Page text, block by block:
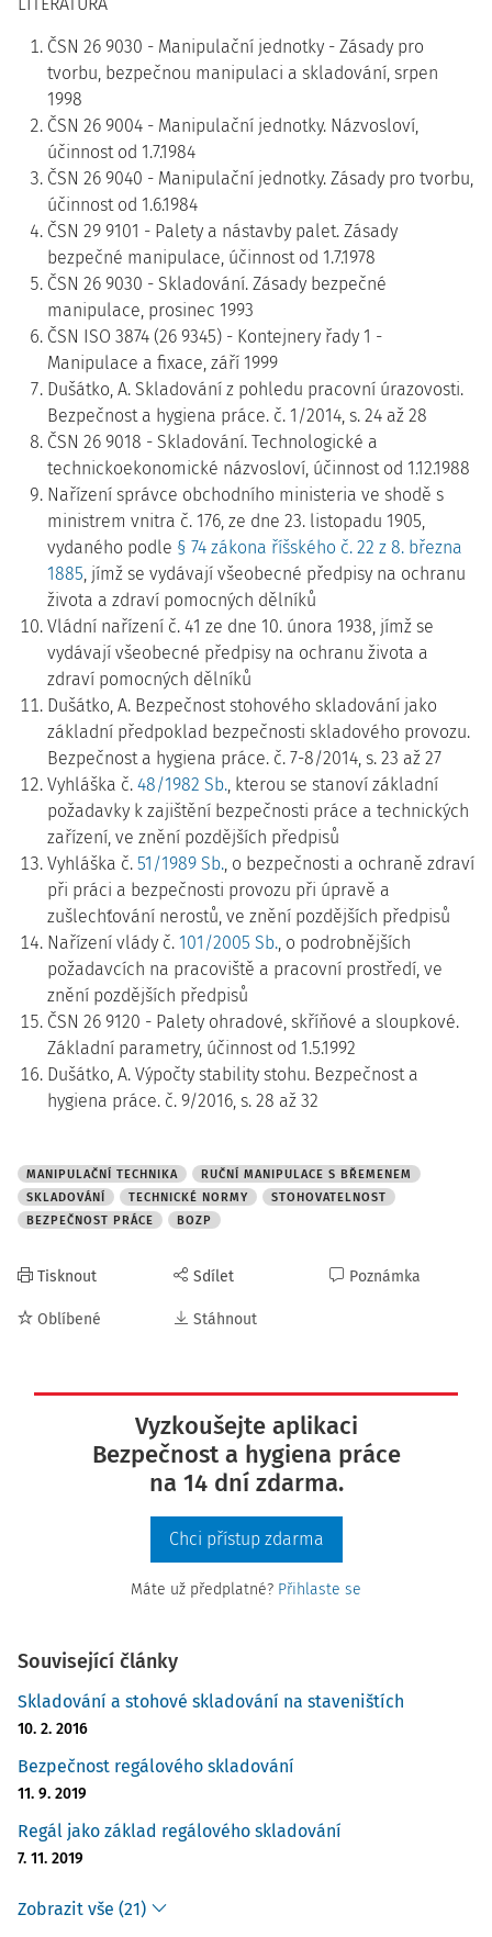
ČSN 26 9030 - Manipulační jednotky - Zásady pro
tvorbu, bezpečnou manipulaci a skladování, srpen
1998
ČSN 26 9004 - Manipulační jednotky. Názvosloví,
účinnost od 1.7.1984
ČSN 26 9040 - Manipulační jednotky. Zásady pro tvorbu,
účinnost od 1.6.1984
ČSN 29 9101 - Palety a nástavby palet. Zásady
bezpečné manipulace, účinnost od 1.7.1978
ČSN 26 9030 - Skladování. Zásady bezpečné
manipulace, prosinec 1993
ČSN ISO 3874 (26 9345) - Kontejnery řady 1 -
Manipulace a fixace, září 1999
Dušátko, A. Skladování z pohledu pracovní úrazovosti.
Bezpečnost a hygiena práce. č. 1/2014, s. 24 až 28
ČSN 26 9018 - Skladování. Technologické a
technickoekonomické názvosloví, účinnost od 1.12.1988
Nařízení správce obchodního ministeria ve shodě s
ministrem vnitra č. 176, ze dne 23. listopadu 1905,
vydaného podle § 74 zákona říšského č. 22 z 8. března
1885, jímž se vydávají všeobecné předpisy na ochranu
života a zdraví pomocných dělníků
Vládní nařízení č. 41 ze dne 10. února 1938, jímž se
vydávají všeobecné předpisy na ochranu života a
zdraví pomocných dělníků
Dušátko, A. Bezpečnost stohového skladování jako
základní předpoklad bezpečnosti skladového provozu.
Bezpečnost a hygiena práce. č. 7-8/2014, s. 23 až 27
Vyhláška č. 48/1982 Sb., kterou se stanoví základní
požadavky k zajištění bezpečnosti práce a technických
zařízení, ve znění pozdějších předpisů
Vyhláška č. 51/1989 Sb., o bezpečnosti a ochraně zdraví
při práci a bezpečnosti provozu při úpravě a
zušlechťování nerostů, ve znění pozdějších předpisů
Nařízení vlády č. 101/2005 Sb., o podrobnějších
požadavcích na pracoviště a pracovní prostředí, ve
znění pozdějších předpisů
ČSN 26 9120 - Palety ohradové, skříňové a sloupkové.
Základní parametry, účinnost od 1.5.1992
Dušátko, A. Výpočty stability stohu. Bezpečnost a
hygiena práce. č. 9/2016, s. 28 až 32
MANIPULAČNÍ TECHNIKA
RUČNÍ MANIPULACE S BŘEMENEM
SKLADOVÁNÍ
TECHNICKÉ NORMY
STOHOVATELNOST
BEZPEČNOST PRÁCE
BOZP
Tisknout
Oblíbené
Sdílet
Stáhnout
Poznámka
Vyzkoušejte aplikaci
Bezpečnost a hygiena práce
na 14 dní zdarma.
Chci přístup zdarma
Máte už předplatné? Přihlaste se
Související články
Skladování a stohové skladování na staveništích
10. 2. 2016
Bezpečnost regálového skladování
11. 9. 2019
Regál jako základ regálového skladování
7. 11. 2019
Zobrazit vše (21)